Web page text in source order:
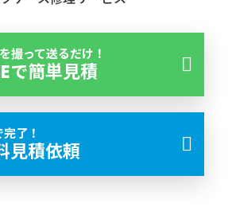
撮って送るだけ！
で簡単見積
了！
見積依頼